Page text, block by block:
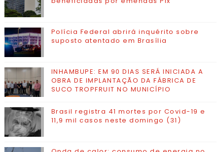
Polícia Federal abrirá inquérito sobre
suposto atentado em Brasília
INHAMBUPE: EM 90 DIAS SERÁ INICIADA A
OBRA DE IMPLANTAÇÃO DA FÁBRICA DE
SUCO TROPFRUIT NO MUNICÍPIO
Brasil registra 41 mortes por Covid-19 e
11,9 mil casos neste domingo (31)